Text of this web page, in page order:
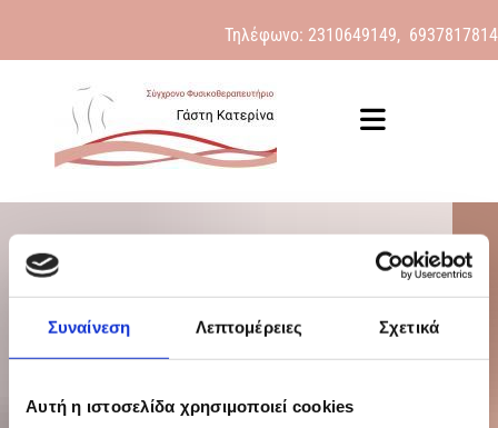
Συναίνεση Λεπτομέρειες Σχετικά
Αυτή η ιστοσελίδα χρησιμοποιεί cookies
Τηλέφωνο: 2310649149, 6937817814